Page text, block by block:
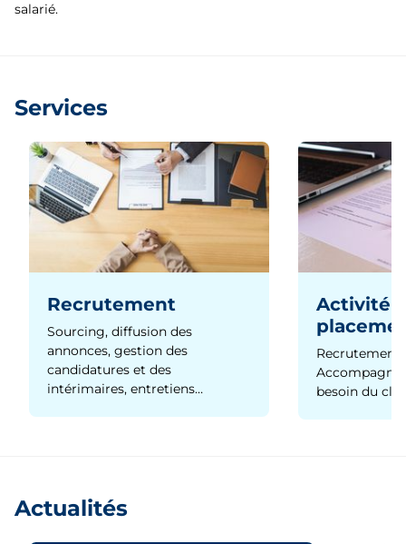
salarié.
Services
Recrutement
Sourcing, diffusion des
annonces, gestion des
candidatures et des
intérimaires, entretiens…
Activité
Recrutement
besoin du
Actualités